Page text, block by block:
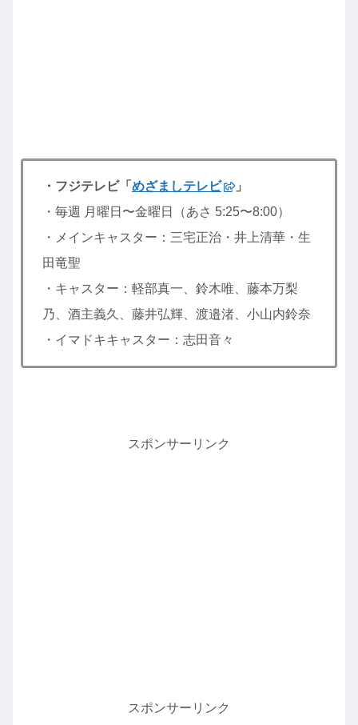
・フジテレビ「 めざましテレビ
」
・毎週 月曜日〜金曜日（あさ 5:25〜8:00）
・メインキャスター：三宅正治・井上清華・生
田竜聖
・キャスター：軽部真一、鈴木唯、藤本万梨
乃、酒主義久、藤井弘輝、渡邉渚、小山内鈴奈
・イマドキキャスター：志田音々
スポンサーリンク
スポンサーリンク